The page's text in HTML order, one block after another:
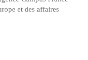
et des affaires